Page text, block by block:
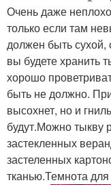
Очень даже
только если там
должен быть
вы будете хранить
хорошо
быть не должно.
высохнет, но и
будут.Можно тыкву
застекленных
застеленных
тканью.Темнота